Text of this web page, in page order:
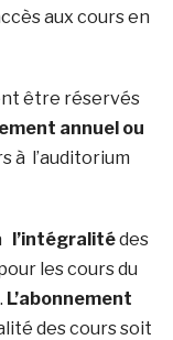
aux cours en
être réservés
annuel ou
à l’auditorium
l’intégralitédes
les cours du
L’abonnement
des cours soit